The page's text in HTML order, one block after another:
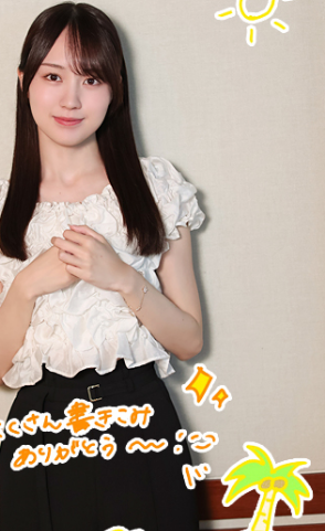
運転を再開します。
の中央本線の下り普通列車（当時は画像左・上り線の単線
列車」、普通列車・長野行には、軍
や疎開先を目指す人たちが、大挙して
キにも人があふれ、なかには窓から出
いいます。列車は、浅川駅、今の高尾
1時間遅れで発車。すし詰めの車内では
どお昼どき、おにぎりを頬張る人もい
同士、互いの空襲の苦労話をしたり、
りました。
小仏峠の登り坂に差し掛かった時、ガ
ます。突然、バリバリバリッ！と大き
は牽引する電気機関車と客車の2両目の
ルに入ったところで、急停車しまし